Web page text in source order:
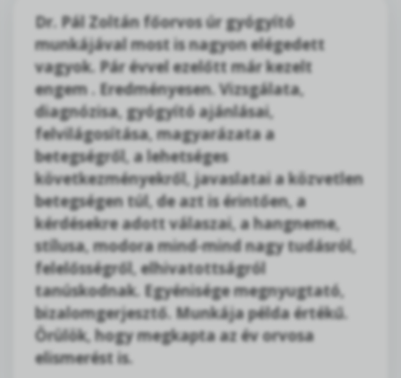
Dr. Pál Zoltán főorvos úr gyógyító
munkájával most is nagyon elégedett
vagyok. Pár évvel ezelőtt már kezelt
engem . Eredményesen. Vizsgálata,
diagnózisa, gyógyító ajánlásai,
felvilágosítása, magyarázata a
betegségről, a lehetséges
következményekről, javaslatai a közvetlen
betegségen túl, de azt is érintően, a
kérdésekre adott válaszai, a hangneme,
stílusa, modora mind-mind nagy tudásról,
felelősségről, elhivatottságról
tanúskodnak. Egyénisége megnyugtató,
bizalomgerjesztő. Munkája példa értékű.
Örülök, hogy megkapta az év orvosa
elismerést is.